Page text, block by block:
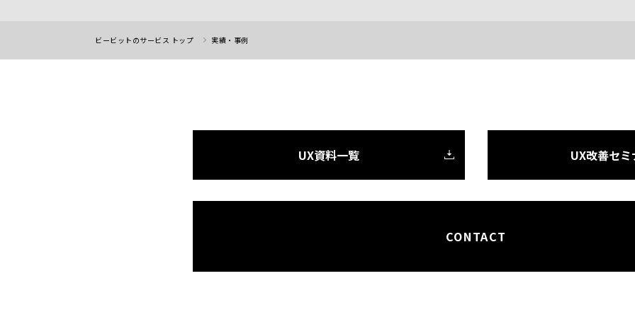
ビービットのサービス トップ 実績・事例
UX資料一覧 UX改善セ
CONTACT